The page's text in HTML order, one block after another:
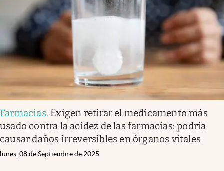
Farmacias. Exigen retirar el medicamento más
usado contra la acidez de las farmacias: podría
causar daños irreversibles en órganos vitales
lunes, 08 de Septiembre de 2025